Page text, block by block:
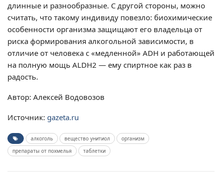
длинные и разнообразные. С другой стороны, можно
считать, что такому индивиду повезло: биохимические
особенности организма защищают его владельца от
риска формирования алкогольной зависимости, в
отличие от человека с «медленной» ADH и работающей
на полную мощь ALDH2 — ему спиртное как раз в
радость.
Автор: Алексей Водовозов
Источник: gazeta.ru
алкоголь вещество унитиол
организм
препараты от похмелья
таблетки